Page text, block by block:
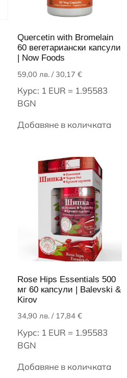
Quercetin with Bromelain
60 вегетариански капсули
| Now Foods
59,00 лв./ 30,17 €
Курс: 1 EUR = 1.95583
BGN
Добавяне в количката
Rose Hips Essentials 500
мг 60 капсули | Balevski &
Kirov
34,90 лв./ 17,84 €
Курс: 1 EUR = 1.95583
BGN
Добавяне в количката